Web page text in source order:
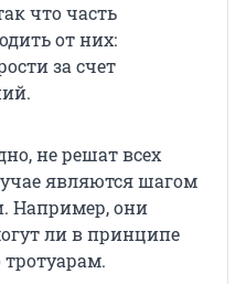
что часть
от них:
за счет
не решат всех
являются шагом
Например, они
ли в принципе